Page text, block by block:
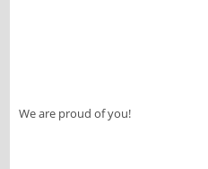
We are proud of you!